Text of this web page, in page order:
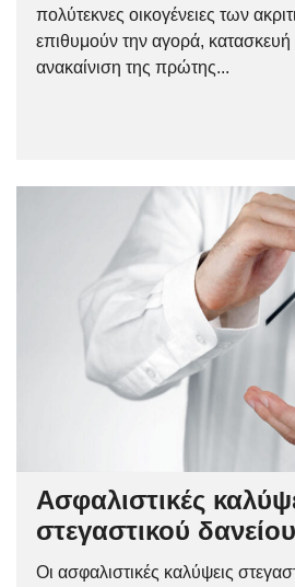
πολύτεκνες οικογένειες των
επιθυμούν την αγορά, κατασκευή
ανακαίνιση της πρώτης...
Ασφαλιστικές
στεγαστικού δανείου
Οι ασφαλιστικές καλύψεις